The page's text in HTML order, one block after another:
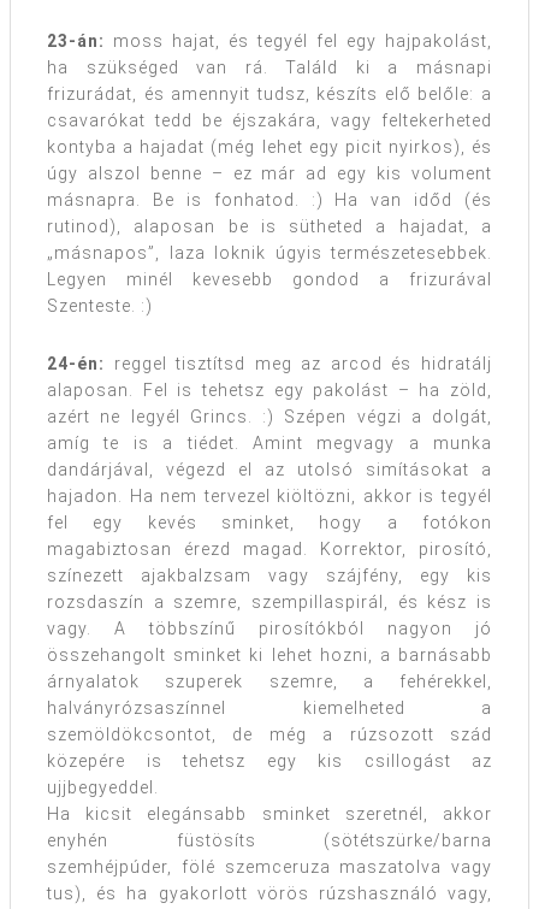
23-án:
moss hajat, és tegyél fel egy hajpakolást,
ha szükséged van rá. Találd ki a másnapi
frizurádat, és amennyit tudsz, készíts elő belőle: a
csavarókat tedd be éjszakára, vagy feltekerheted
kontyba a hajadat (még lehet egy picit nyirkos), és
úgy alszol benne – ez már ad egy kis volument
másnapra. Be is fonhatod. :) Ha van időd (és
rutinod), alaposan be is sütheted a hajadat, a
„másnapos”, laza loknik úgyis természetesebbek.
Legyen minél kevesebb gondod a frizurával
Szenteste. :)
24-én:
reggel tisztítsd meg az arcod és hidratálj
alaposan. Fel is tehetsz egy pakolást – ha zöld,
azért ne legyél Grincs. :) Szépen végzi a dolgát,
amíg te is a tiédet. Amint megvagy a munka
dandárjával, végezd el az utolsó simításokat a
hajadon. Ha nem tervezel kiöltözni, akkor is tegyél
fel egy kevés sminket, hogy a fotókon
magabiztosan érezd magad. Korrektor, pirosító,
színezett ajakbalzsam vagy szájfény, egy kis
rozsdaszín a szemre, szempillaspirál, és kész is
vagy. A többszínű pirosítókból nagyon jó
összehangolt sminket ki lehet hozni, a barnásabb
árnyalatok szuperek szemre, a fehérekkel,
halványrózsaszínnel kiemelheted a
szemöldökcsontot, de még a rúzsozott szád
közepére is tehetsz egy kis csillogást az
ujjbegyeddel.
Ha kicsit elegánsabb sminket szeretnél, akkor
enyhén füstösíts (sötétszürke/barna
szemhéjpúder, fölé szemceruza maszatolva vagy
tus), és ha gyakorlott vörös rúzshasználó vagy,